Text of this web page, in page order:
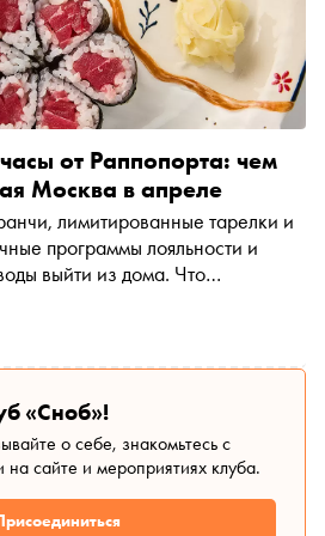
от Раппопорта: чем
Москва в апреле
лимитированные тарелки и
программы лояльности и
выйти из дома. Что
«Сноб»!
о себе, знакомьтесь с
сайте и мероприятиях клуба.